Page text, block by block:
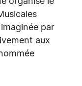
par
aux